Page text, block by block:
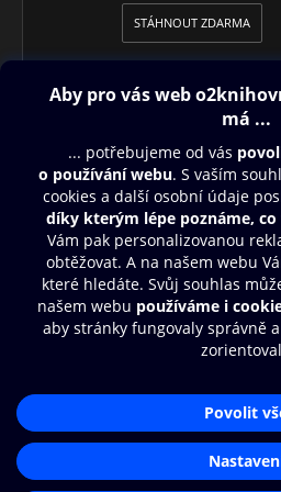
STÁHNOUT ZDARMA
Obsah ke stažení
Moje O2 Knihovna
Další zábava
© O2 Czech Republic a.s.
Zásady zpracování osobních údajů
Čti a